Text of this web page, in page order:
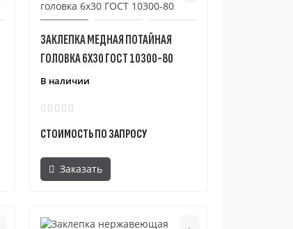
ЗАКЛЕПКА МЕДНАЯ ПОТАЙНАЯ
ГОЛОВКА 6X30 ГОСТ 10300-80
В наличии
СТОИМОСТЬ ПО ЗАПРОСУ
Заказать